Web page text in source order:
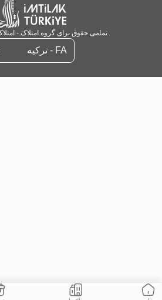
تمامی حقوق برای گروه امتلاک - امتلاک
FA - تركيه